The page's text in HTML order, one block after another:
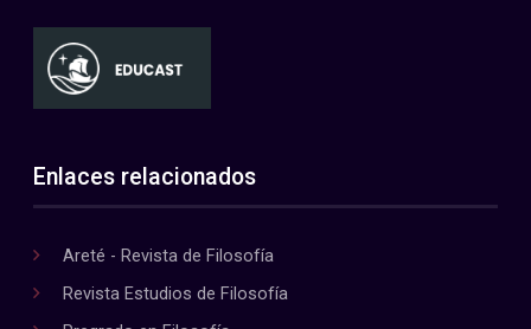
Enlaces relacionados
Areté - Revista de Filosofía
Revista Estudios de Filosofía